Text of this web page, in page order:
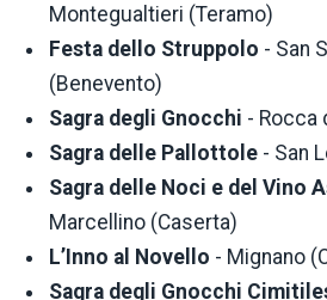
Montegualtieri (Teramo)
Festa dello Struppolo - San
(Benevento)
Sagra degli Gnocchi - Rocca
Sagra delle Pallottole - San
Sagra delle Noci e del Vino
Marcellino (Caserta)
L’Inno al Novello - Mignano
Sagra degli Gnocchi